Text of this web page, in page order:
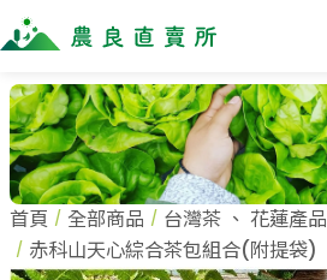
全部商品
全部商品
當季優質水果專區
鳳梨專區
最新消息
商家一覽
首頁 全部商品 台灣茶、 花蓮產品
赤科山天心綜合茶包組合(附提袋)